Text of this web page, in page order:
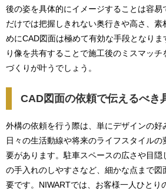
後の姿を具体的にイメージすることは容易
だけでは把握しきれない奥行きや高さ、素
めにCAD図面は極めて有効な手段となり
り像を共有することで施工後のミスマッ
づくりが叶うでしょう。
CAD図面の依頼で伝えるべき
外構の依頼を行う際は、単にデザインの好
日々の生活動線や将来のライフスタイル
要があります。駐車スペースの広さや目
の手入れのしやすさなど、細かな点まで
要です。NIWARTでは、お客様一人ひとり